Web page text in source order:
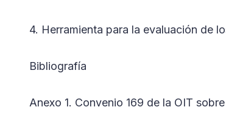
4. Herramienta para la evaluación de
Bibliografía
Anexo 1. Convenio 169 de la OIT